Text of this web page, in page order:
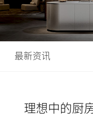
最新资讯
理想中的厨